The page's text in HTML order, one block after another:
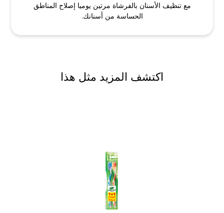
مع تنظيف الأسنان بالفرشاة مرتين يوميا إصلاح المناطق
الحساسة من أسنانك.
اكتشف المزيد مثل هذا